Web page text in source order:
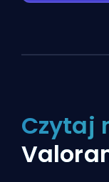
Czytaj